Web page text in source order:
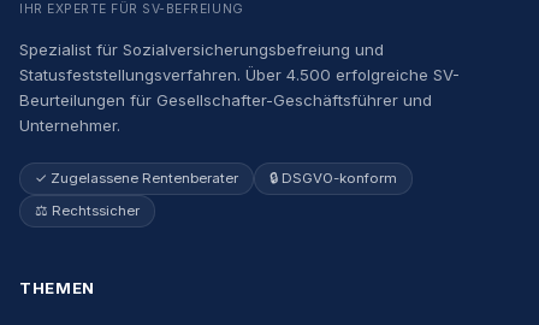
IHR EXPERTE FÜR SV-BEFREIUNG
Spezialist für Sozialversicherungsbefreiung und
Statusfeststellungsverfahren. Über 4.500 erfolgreiche SV-
Beurteilungen für Gesellschafter-Geschäftsführer und
Unternehmer.
✓ Zugelassene Rentenberater
🔒 DSGVO-konform
⚖️ Rechtssicher
THEMEN